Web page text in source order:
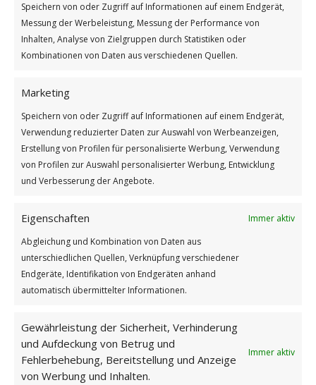
Speichern von oder Zugriff auf Informationen auf einem Endgerät,
Messung der Werbeleistung, Messung der Performance von
Inhalten, Analyse von Zielgruppen durch Statistiken oder
Kombinationen von Daten aus verschiedenen Quellen.
Marketing
Speichern von oder Zugriff auf Informationen auf einem Endgerät,
Verwendung reduzierter Daten zur Auswahl von Werbeanzeigen,
Erstellung von Profilen für personalisierte Werbung, Verwendung
von Profilen zur Auswahl personalisierter Werbung, Entwicklung
und Verbesserung der Angebote.
Eigenschaften
Immer aktiv
Abgleichung und Kombination von Daten aus
unterschiedlichen Quellen, Verknüpfung verschiedener
Endgeräte, Identifikation von Endgeräten anhand
automatisch übermittelter Informationen.
Gewährleistung der Sicherheit, Verhinderung
und Aufdeckung von Betrug und
Fehlerbehebung, Bereitstellung und Anzeige
von Werbung und Inhalten.
Immer aktiv
GUTEN MORGEN
Weiterlesen
Wie findest du diesen Beitrag?
/ 0 KOMMENTARE / VON